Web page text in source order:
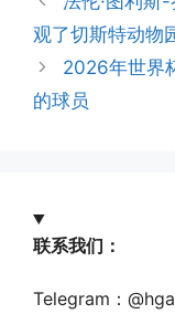
观了切斯特动物
2026年世界
的球员
联系我们：
Telegram：